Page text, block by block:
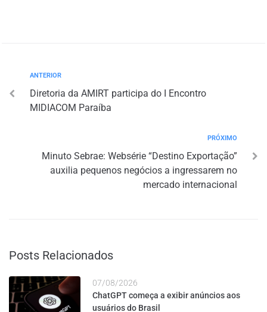
ANTERIOR
Diretoria da AMIRT participa do I Encontro
MIDIACOM Paraíba
PRÓXIMO
Minuto Sebrae: Websérie “Destino Exportação”
auxilia pequenos negócios a ingressarem no
mercado internacional
Posts Relacionados
07/08/2026
ChatGPT começa a exibir anúncios aos
usuários do Brasil